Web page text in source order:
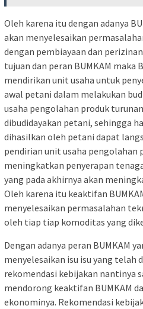
Oleh karena itu dengan adanya
akan menyelesaikan
dengan pembiayaan dan
tujuan dan peran BUMKAM maka
mendirikan unit usaha untuk
awal petani dalam melakukan
usaha pengolahan produk
dibudidayakan petani, sehingga
dihasilkan oleh petani dapat
pendirian unit usaha pengolahan
meningkatkan penyerapan
yang pada akhirnya akan
Oleh karena itu keaktifan
menyelesaikan permasalahan
oleh tiap tiap komoditas yang
Dengan adanya peran BUMKAM
menyelesaikan isu isu yang telah
rekomendasi kebijakan nantinya
mendorong keaktifan BUMKAM
ekonominya. Rekomendasi